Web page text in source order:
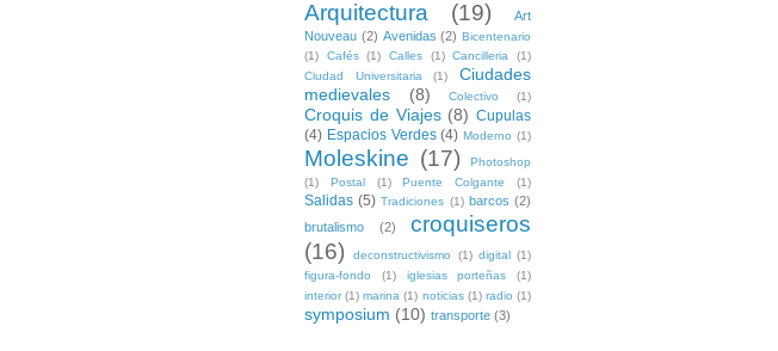
Arquitectura (19)
Art
Nouveau (2) Avenidas (2) Bicentenario
(1)
Cafés (1) Calles (1) Cancilleria
(1)
Ciudad Universitaria
(1)
Ciudades
medievales
(8) Colectivo (1)
Croquis de Viajes (8) Cupulas
(4) Espacios Verdes (4) Moderno (1)
Moleskine (17)
Photoshop
(1)
Postal (1) Puente Colgante (1)
Salidas (5) Tradiciones (1) barcos (2)
brutalismo
(2)
croquiseros
(16)
deconstructivismo (1) digital
(1)
figura-fondo
(1) iglesias porteñas
(1)
interior (1) marina (1) noticias (1) radio (1)
symposium (10) transporte (3)